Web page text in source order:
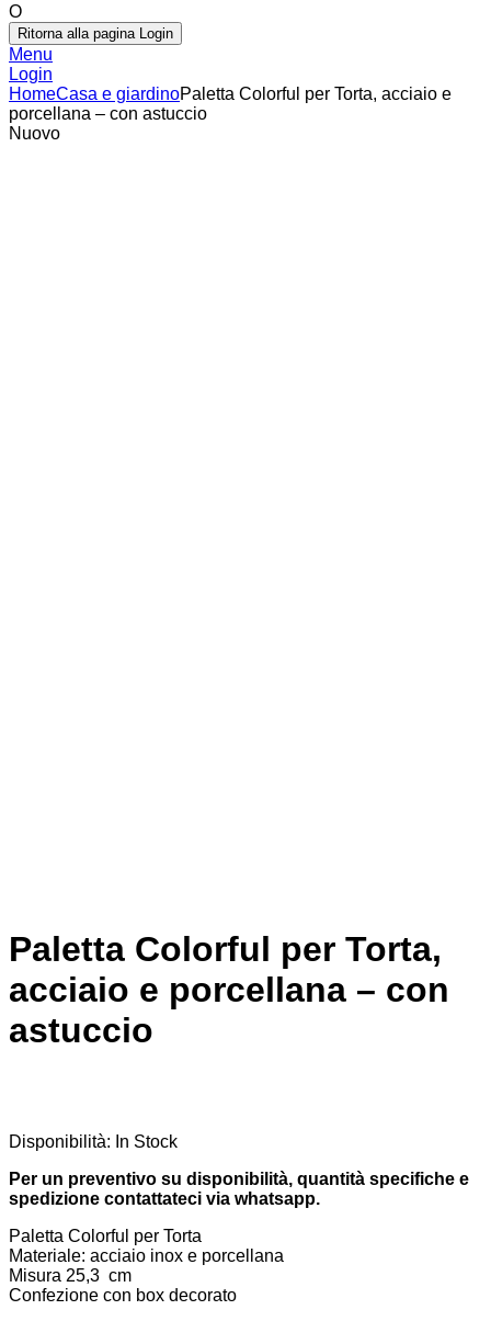
O
Ritorna alla pagina Login
Menu
Login
HomeCasa e giardinoPaletta Colorful per Torta, acciaio e
porcellana – con astuccio
Nuovo
Paletta Colorful per Torta,
acciaio e porcellana – con
astuccio
Disponibilità: In Stock
Per un preventivo su disponibilità, quantità specifiche e
spedizione contattateci via whatsapp.
Paletta Colorful per Torta
Materiale: acciaio inox e porcellana
Misura 25,3 cm
Confezione con box decorato